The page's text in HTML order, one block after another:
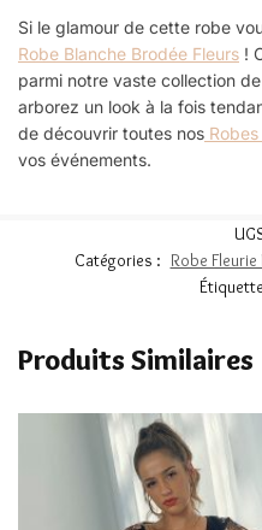
Si le glamour de cette robe
Robe Blanche Brodée Fleurs !
parmi notre vaste collection de
arborez un look à la fois
de découvrir toutes nos
vos événements.
Catégories : Robe Fleurie
Produits Similaires